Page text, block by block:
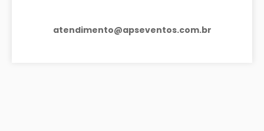
atendimento@apseventos.com.br